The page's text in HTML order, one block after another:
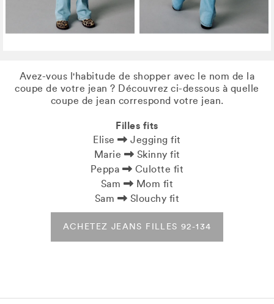
Avez-vous l'habitude de shopper avec le nom de la
coupe de votre jean ? Découvrez ci-dessous à quelle
coupe de jean correspond votre jean.
Filles fits
Elise
Jegging fit
Marie
Skinny fit
Peppa
Culotte fit
Sam
Mom fit
Sam
Slouchy fit
ACHETEZ JEANS FILLES 92-134